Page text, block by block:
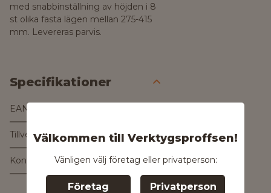
Välkommen till Verktygsproffsen!
Vänligen välj företag eller privatperson:
Företag Privatperson
med snabbinställning av höjden i 8
st olika fasta lägen mellan 275-415
mm. Levereras parvis.
Specifikationer
EAN
Tillverkare
Kontakta tillverkaren
Kontakta oss för
mer information